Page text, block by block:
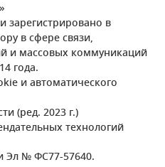
зарегистрировано в
в сфере связи,
и массовых коммуникаций
года.
и автоматического
(ред. 2023 г.)
технологий
Эл № ФС77-57640.